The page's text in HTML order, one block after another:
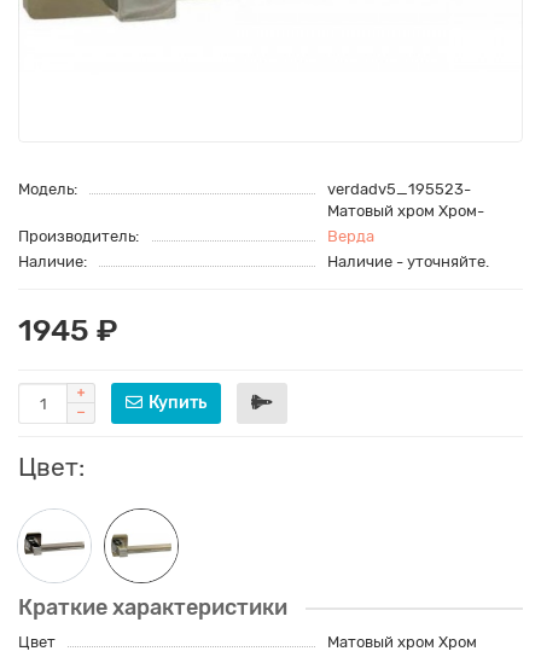
Модель:
verdadv5_195523-
Матовый хром Хром-
Производитель:
Верда
Наличие:
Наличие - уточняйте.
1945 ₽
Купить
Цвет:
Краткие характеристики
Цвет
Матовый хром Хром